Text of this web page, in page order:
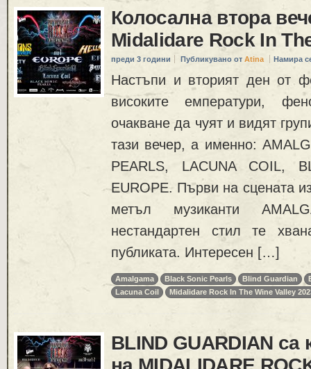
Колосална втора
Midalidare Rock In
преди 3 години Публикувано от Atina Намира
Настъпи и вторият ден от
високите емператури,
очакване да чуят и видят
тази вечер, а именно:
PEARLS, LACUNA COIL,
EUROPE. Първи на сцената
метъл музиканти
нестандартен стил те
публиката. Интересен […]
Amalgama Black Sonic Pearls Blind Guardian
Lacuna Coil
Midalidare Rock In The Wine Valley
BLIND GUARDIAN са